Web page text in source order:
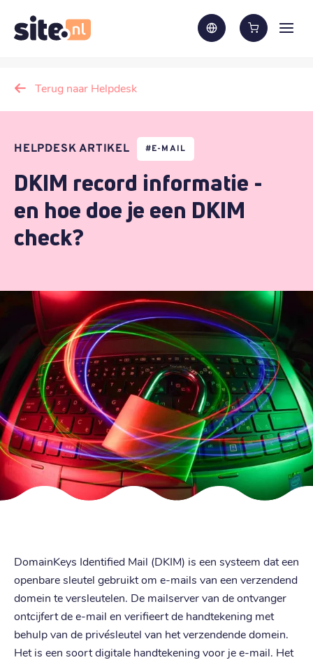
Terug naar Helpdesk
HELPDESK ARTIKEL #E-MAIL
DKIM record informatie -
en hoe doe je een DKIM
check?
DomainKeys Identified Mail (DKIM) is een systeem dat een
openbare sleutel gebruikt om e-mails van een verzendend
domein te versleutelen. De mailserver van de ontvanger
ontcijfert de e-mail en verifieert de handtekening met
behulp van de privésleutel van het verzendende domein.
Het is een soort digitale handtekening voor je e-mail. Het